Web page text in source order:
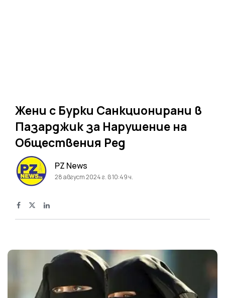
Жени с Бурки Санкционирани в
Пазарджик за Нарушение на
Обществения Ред
PZ News
28 август 2024 г. в 10:49 ч.